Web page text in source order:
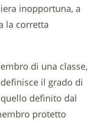
inopportuna, a
la corretta
di una classe,
definisce il grado di
definito dal
protetto